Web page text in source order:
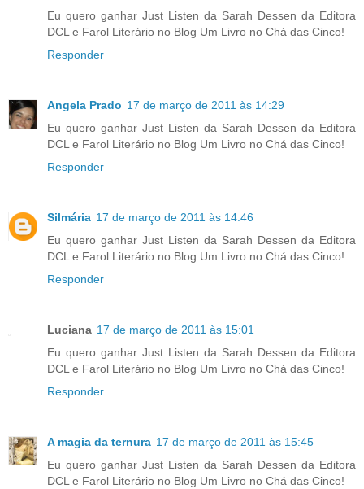
Eu quero ganhar Just Listen da Sarah Dessen da Editora
DCL e Farol Literário no Blog Um Livro no Chá das Cinco!
Responder
Angela Prado 17 de março de 2011 às 14:29
Eu quero ganhar Just Listen da Sarah Dessen da Editora
DCL e Farol Literário no Blog Um Livro no Chá das Cinco!
Responder
Silmária 17 de março de 2011 às 14:46
Eu quero ganhar Just Listen da Sarah Dessen da Editora
DCL e Farol Literário no Blog Um Livro no Chá das Cinco!
Responder
Luciana 17 de março de 2011 às 15:01
Eu quero ganhar Just Listen da Sarah Dessen da Editora
DCL e Farol Literário no Blog Um Livro no Chá das Cinco!
Responder
A magia da ternura 17 de março de 2011 às 15:45
Eu quero ganhar Just Listen da Sarah Dessen da Editora
DCL e Farol Literário no Blog Um Livro no Chá das Cinco!